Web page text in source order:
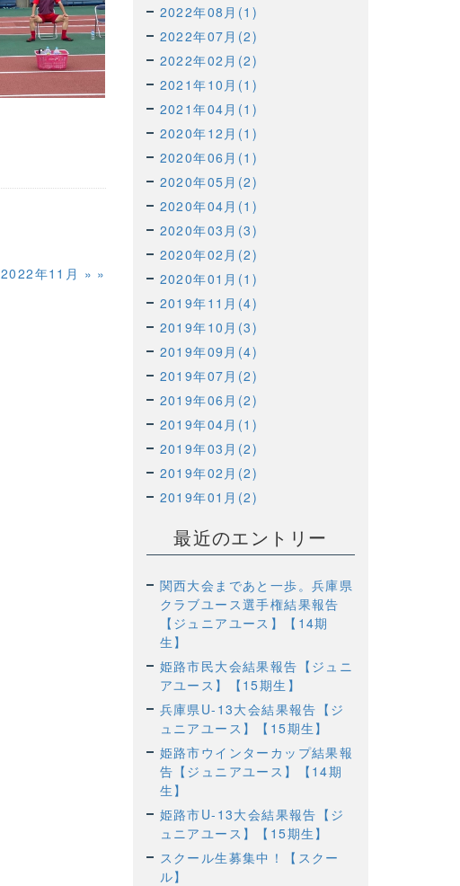
2022年11月 »
2022年08月(1)
2022年07月(2)
2022年02月(2)
2021年10月(1)
2021年04月(1)
2020年12月(1)
2020年06月(1)
2020年05月(2)
2020年04月(1)
2020年03月(3)
2020年02月(2)
2020年01月(1)
2019年11月(4)
2019年10月(3)
2019年09月(4)
2019年07月(2)
2019年06月(2)
2019年04月(1)
2019年03月(2)
2019年02月(2)
2019年01月(2)
最近のエントリー
関西大会まであと一歩。兵庫県
クラブユース選手権結果報告
【ジュニアユース】【14期
生】
姫路市民大会結果報告【ジュニ
アユース】【15期生】
兵庫県U-13大会結果報告【ジ
ュニアユース】【15期生】
姫路市ウインターカップ結果報
告【ジュニアユース】【14期
生】
姫路市U-13大会結果報告【ジ
ュニアユース】【15期生】
スクール生募集中！【スクー
ル】